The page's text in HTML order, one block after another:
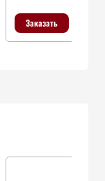
Заказать